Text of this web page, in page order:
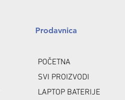
Prodavnica
POČETNA
SVI PROIZVODI
LAPTOP BATERIJE